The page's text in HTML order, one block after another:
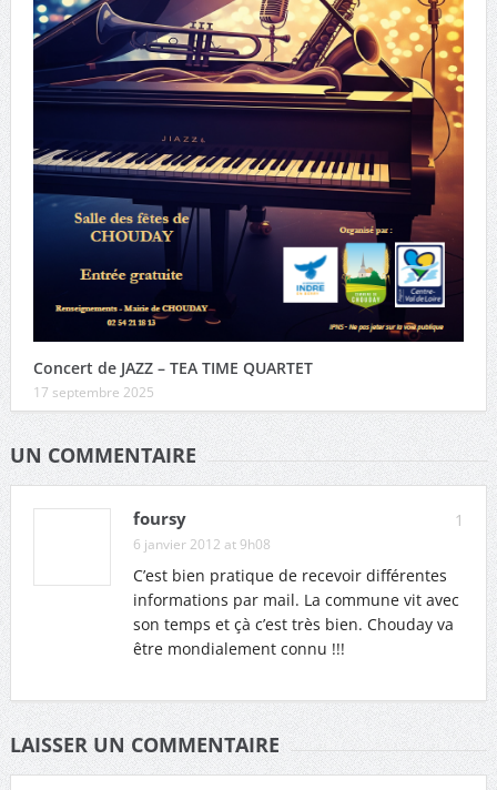
Concert de JAZZ – TEA TIME QUARTET
17 septembre 2025
UN COMMENTAIRE
1
foursy
6 janvier 2012 at 9h08
C’est bien pratique de recevoir différentes
informations par mail. La commune vit avec
son temps et çà c’est très bien. Chouday va
être mondialement connu !!!
LAISSER UN COMMENTAIRE